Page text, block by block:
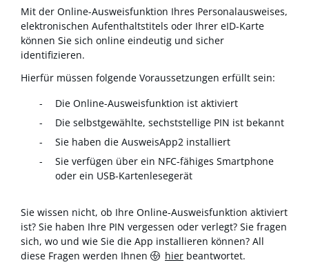
Mit der Online-Ausweisfunktion Ihres Personalausweises,
elektronischen Aufenthaltstitels oder Ihrer eID-Karte
können Sie sich online eindeutig und sicher
identifizieren.
Hierfür müssen folgende Voraussetzungen erfüllt sein:
Die Online-Ausweisfunktion ist aktiviert
Die selbstgewählte, sechststellige PIN ist bekannt
Sie haben die AusweisApp2 installiert
Sie verfügen über ein NFC-fähiges Smartphone
oder ein USB-Kartenlesegerät
Sie wissen nicht, ob Ihre Online-Ausweisfunktion aktiviert
ist? Sie haben Ihre PIN vergessen oder verlegt? Sie fragen
sich, wo und wie Sie die App installieren können? All
diese Fragen werden Ihnen
hier beantwortet.